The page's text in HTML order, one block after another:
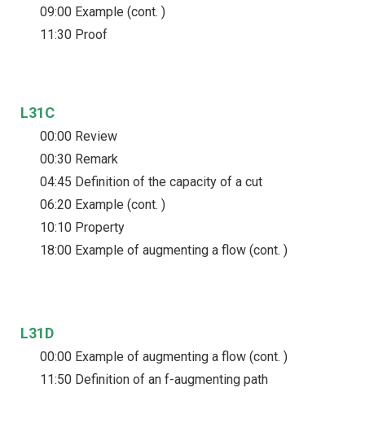
09:00 Example (cont. )
11:30 Proof
L31C
00:00 Review
00:30 Remark
04:45 Definition of the capacity of a cut
06:20 Example (cont. )
10:10 Property
18:00 Example of augmenting a flow (cont. )
L31D
00:00 Example of augmenting a flow (cont. )
11:50 Definition of an f-augmenting path